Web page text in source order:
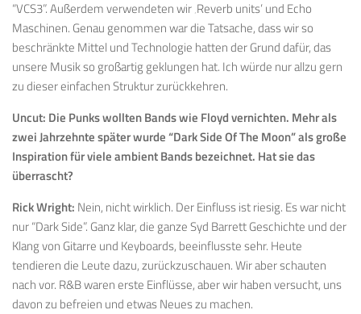
“VCS3”. Außerdem verwendeten wir ‚Reverb units’ und Echo
Maschinen. Genau genommen war die Tatsache, dass wir so
beschränkte Mittel und Technologie hatten der Grund dafür, das
unsere Musik so großartig geklungen hat. Ich würde nur allzu gern
zu dieser einfachen Struktur zurückkehren.
Uncut: Die Punks wollten Bands wie Floyd vernichten. Mehr als
zwei Jahrzehnte später wurde “Dark Side Of The Moon” als große
Inspiration für viele ambient Bands bezeichnet. Hat sie das
überrascht?
Rick Wright: Nein, nicht wirklich. Der Einfluss ist riesig. Es war nicht
nur “Dark Side”. Ganz klar, die ganze Syd Barrett Geschichte und der
Klang von Gitarre und Keyboards, beeinflusste sehr. Heute
tendieren die Leute dazu, zurückzuschauen. Wir aber schauten
nach vor. R&B waren erste Einflüsse, aber wir haben versucht, uns
davon zu befreien und etwas Neues zu machen.